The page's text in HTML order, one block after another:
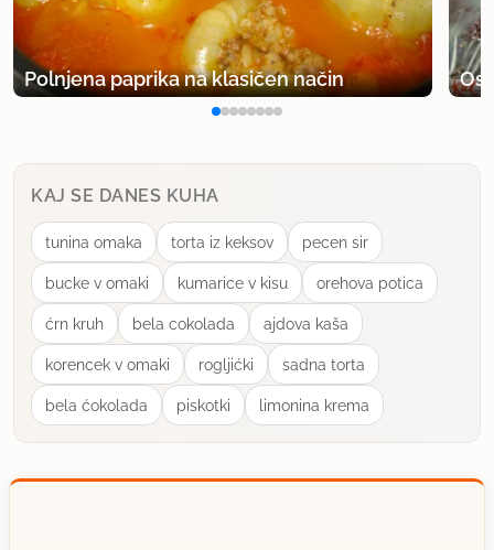
Polnjena paprika na klasičen način
KAJ SE DANES KUHA
tunina omaka torta iz keksov pecen sir
bucke v omaki kumarice v kisu orehova potica
ćrn kruh bela cokolada ajdova kaša
korencek v omaki rogljićki sadna torta
bela ćokolada piskotki limonina krema